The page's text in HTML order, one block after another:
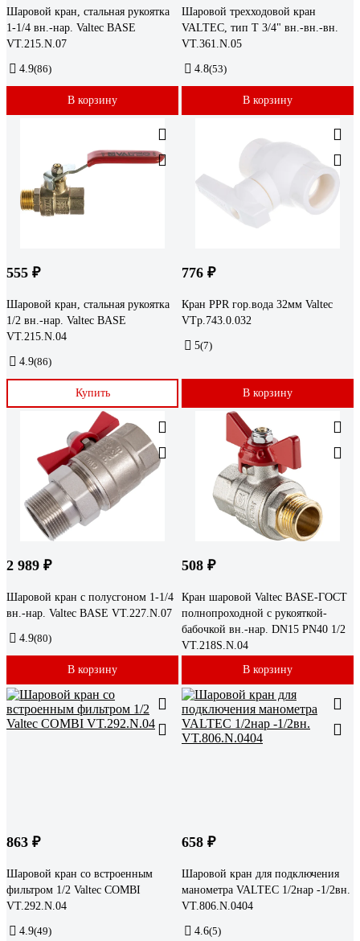
Шаровой кран, стальная рукоятка
1-1/4 вн.-нар. Valtec BASE
VT.215.N.07
4.9(86)
В корзину
Шаровой трехходовой кран
VALTEC, тип Т 3/4" вн.-вн.-вн.
VT.361.N.05
4.8(53)
В корзину
555 ₽
Шаровой кран, стальная рукоятка
1/2 вн.-нар. Valtec BASE
VT.215.N.04
4.9(86)
Купить
776 ₽
Кран PPR гор.вода 32мм Valtec
VTp.743.0.032
5(7)
В корзину
2 989 ₽
Шаровой кран с полусгоном 1-1/4
вн.-нар. Valtec BASE VT.227.N.07
4.9(80)
В корзину
508 ₽
Кран шаровой Valtec BASE-ГОСТ
полнопроходной с рукояткой-
бабочкой вн.-нар. DN15 PN40 1/2
VT.218S.N.04
В корзину
863 ₽
Шаровой кран со встроенным
фильтром 1/2 Valtec COMBI
VT.292.N.04
4.9(49)
658 ₽
Шаровой кран для подключения
манометра VALTEC 1/2нар -1/2вн.
VT.806.N.0404
4.6(5)